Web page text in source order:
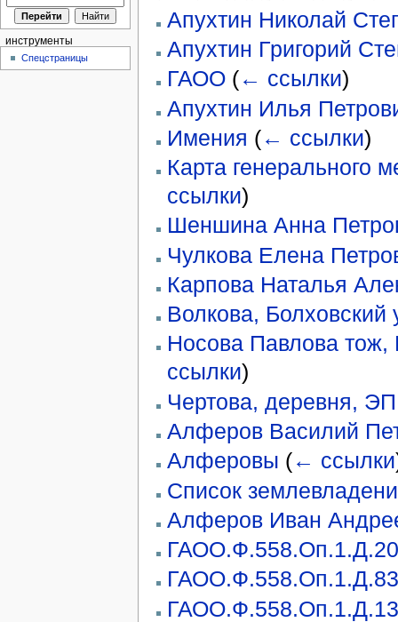
Апухтин Николай
Апухтин Григорий
ГАОО (← ссылки)
Апухтин Илья
Имения (← ссылки)
Карта генерального
ссылки)
Шеншина Анна
Чулкова Елена
Карпова Наталья
Волкова, Болховский
Носова Павлова тож,
ссылки)
Чертова, деревня, ЭП
Алферов Василий
Алферовы (← ссылки
Список
Алферов Иван
инструменты
Спецстраницы